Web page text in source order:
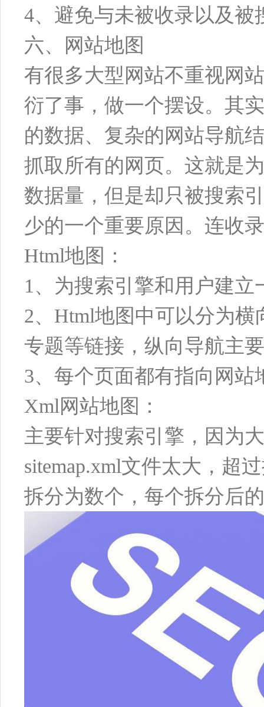
4、避免与未被收录以及
六、网站地图
有很多大型网站不重视网
衍了事，做一个摆设。其
的数据、复杂的网站导航
抓取所有的网页。这就是
数据量，但是却只被搜索
少的一个重要原因。连收
Html地图：
1、为搜索引擎和用户建
2、Html地图中可以分为
专题等链接，纵向导航主
3、每个页面都有指向网站
Xml网站地图：
主要针对搜索引擎，因为
sitemap.xml文件太大，超
拆分为数个，每个拆分后